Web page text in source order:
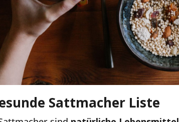
Sattmacher Liste